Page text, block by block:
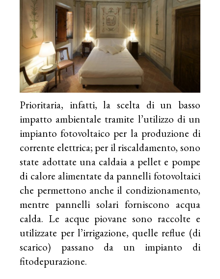
Prioritaria, infatti, la scelta di un basso
impatto ambientale tramite l’utilizzo di un
impianto fotovoltaico per la produzione di
corrente elettrica; per il riscaldamento, sono
state adottate una caldaia a pellet e pompe
di calore alimentate da pannelli fotovoltaici
che permettono anche il condizionamento,
mentre pannelli solari forniscono acqua
calda. Le acque piovane sono raccolte e
utilizzate per l’irrigazione, quelle reflue (di
scarico) passano da un impianto di
fitodepurazione.